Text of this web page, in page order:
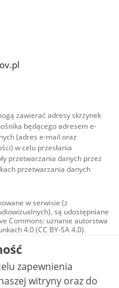
zawierać adresy skrzynek
będącego adresem e-
(adres e-mail oraz
w celu przesłania
przetwarzania danych przez
przetwarzania danych
w serwisie (z
są udostępniane
Commons: uznanie autorstwa
4.0 (CC BY-SA 4.0).
w tym zdjęcia, materiały
na licencji typu
autorstwa użycie
zależnych 4.0 (CC BY-
to stwierdzone inaczej.
zapewnienia
witryny oraz do